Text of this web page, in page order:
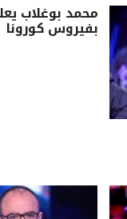
محمد بوغلاب
بفيروس كورونا